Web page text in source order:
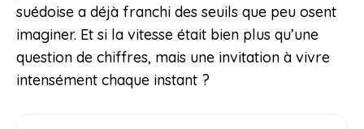
suédoise a déjà franchi des seuils que peu osent
imaginer. Et si la vitesse était bien plus qu’une
question de chiffres, mais une invitation à vivre
intensément chaque instant ?